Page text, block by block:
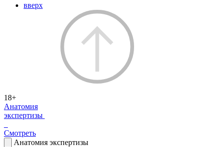
вверх
18+
Анатомия
экспертизы
Смотреть
Анатомия экспертизы